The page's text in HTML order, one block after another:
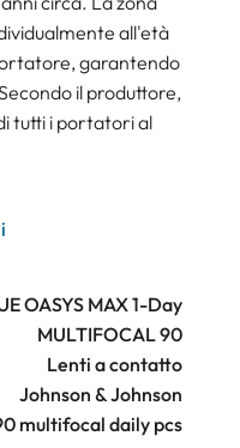
all'età
garantendo
il produttore,
tutti i portatori al
OASYS MAX 1-Day
MULTIFOCAL 90
Lenti a contatto
Johnson & Johnson
multifocal daily pcs